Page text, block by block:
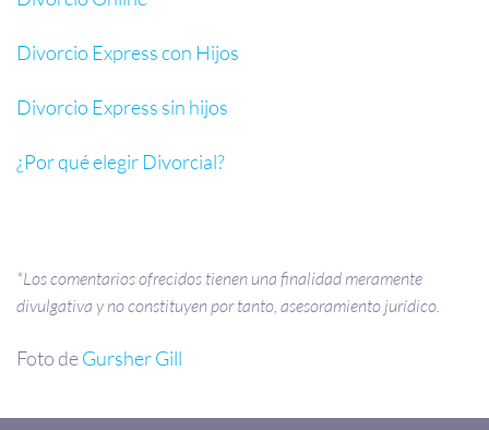
Divorcio Express con Hijos
Divorcio Express sin hijos
¿Por qué elegir Divorcial?
*Los comentarios ofrecidos tienen una finalidad meramente
divulgativa y no constituyen por tanto, asesoramiento jurídico.
Foto deGursher Gill